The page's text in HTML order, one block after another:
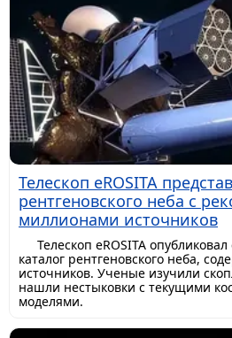
Телескоп eROSITA
рентгеновского неба с
миллионами источников
Телескоп eROSITA
каталог рентгеновского неба,
источников. Ученые изучили
нашли нестыковки с текущими
моделями.